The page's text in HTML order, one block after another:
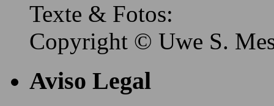
Texte & Fotos:
Copyright © Uwe S.
Aviso Legal